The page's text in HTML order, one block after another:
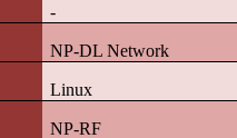
-
NP-DL Network
Linux
NP-RF